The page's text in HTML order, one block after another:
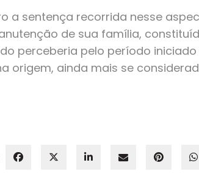
a sentença recorrida nesse
de sua família,
perceberia pelo período
origem, ainda mais se